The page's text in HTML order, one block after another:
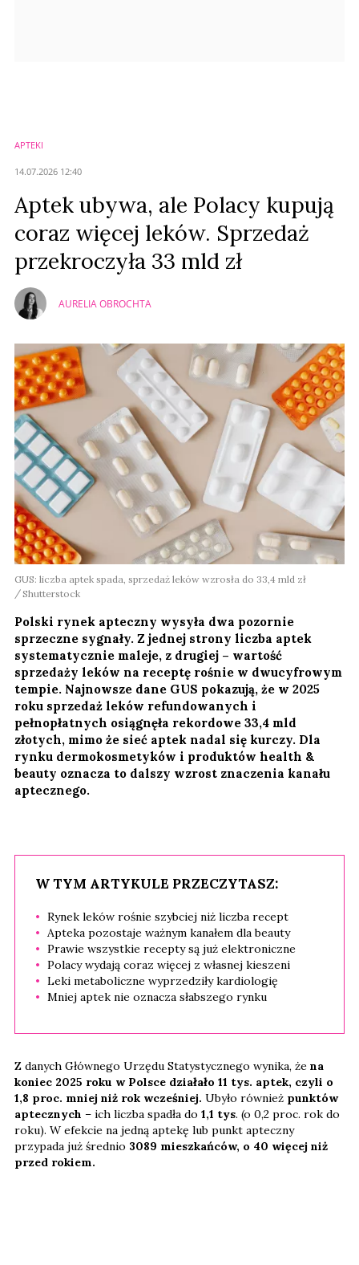
APTEKI
14.07.2026 12:40
Aptek ubywa, ale Polacy kupują
coraz więcej leków. Sprzedaż
przekroczyła 33 mld zł
AURELIA OBROCHTA
GUS: liczba aptek spada, sprzedaż leków wzrosła do 33,4 mld zł
Shutterstock
Polski rynek apteczny wysyła dwa pozornie
sprzeczne sygnały. Z jednej strony liczba aptek
systematycznie maleje, z drugiej – wartość
sprzedaży leków na receptę rośnie w dwucyfrowym
tempie. Najnowsze dane GUS pokazują, że w 2025
roku sprzedaż leków refundowanych i
pełnopłatnych osiągnęła rekordowe 33,4 mld
złotych, mimo że sieć aptek nadal się kurczy. Dla
rynku dermokosmetyków i produktów health &
beauty oznacza to dalszy wzrost znaczenia kanału
aptecznego.
W TYM ARTYKULE PRZECZYTASZ:
Rynek leków rośnie szybciej niż liczba recept
Apteka pozostaje ważnym kanałem dla beauty
Prawie wszystkie recepty są już elektroniczne
Polacy wydają coraz więcej z własnej kieszeni
Leki metaboliczne wyprzedziły kardiologię
Mniej aptek nie oznacza słabszego rynku
Z danych Głównego Urzędu Statystycznego wynika, że na
koniec 2025 roku w Polsce działało 11 tys. aptek, czyli o
1,8 proc. mniej niż rok wcześniej. Ubyło również punktów
aptecznych – ich liczba spadła do 1,1 tys. (o 0,2 proc. rok do
roku). W efekcie na jedną aptekę lub punkt apteczny
przypada już średnio 3089 mieszkańców, o 40 więcej niż
przed rokiem.